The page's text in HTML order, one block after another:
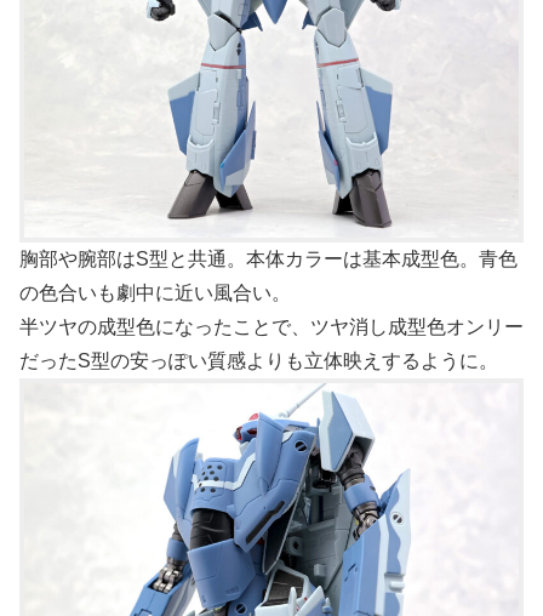
胸部や腕部はS型と共通。本体カラーは基本成型色。青色
の色合いも劇中に近い風合い。
半ツヤの成型色になったことで、ツヤ消し成型色オンリー
だったS型の安っぽい質感よりも立体映えするように。